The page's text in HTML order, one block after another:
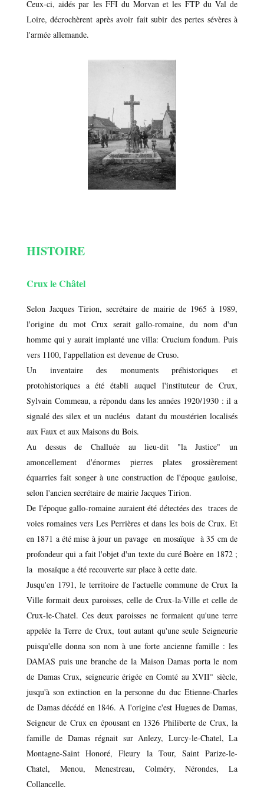
Ceux-ci, aidés par les FFI du Morvan et les FTP du Val de
Loire, décrochèrent après avoir fait subir des pertes sévères à
l'armée allemande.
HISTOIRE
Crux le Châtel
Selon Jacques Tirion, secrétaire de mairie de 1965 à 1989,
l'origine du mot Crux serait gallo-romaine, du nom d'un
homme qui y aurait implanté une villa: Crucium fondum. Puis
vers 1100, l'appellation est devenue de Cruso.
Un inventaire des monuments préhistoriques et
protohistoriques a été établi auquel l'instituteur de Crux,
Sylvain Commeau, a répondu dans les années 1920/1930 : il a
signalé des silex et un nucléus datant du moustérien localisés
aux Faux et aux Maisons du Bois.
Au dessus de Challuée au lieu-dit "la Justice" un
amoncellement d'énormes pierres plates grossièrement
équarries fait songer à une construction de l'époque gauloise,
selon l'ancien secrétaire de mairie Jacques Tirion.
De l'époque gallo-romaine auraient été détectées des traces de
voies romaines vers Les Perrières et dans les bois de Crux. Et
en 1871 a été mise à jour un pavage en mosaïque à 35 cm de
profondeur qui a fait l'objet d'un texte du curé Boère en 1872 ;
la mosaïque a été recouverte sur place à cette date.
Jusqu'en 1791, le territoire de l'actuelle commune de Crux la
Ville formait deux paroisses, celle de Crux-la-Ville et celle de
Crux-le-Chatel. Ces deux paroisses ne formaient qu'une terre
appelée la Terre de Crux, tout autant qu'une seule Seigneurie
puisqu'elle donna son nom à une forte ancienne famille : les
DAMAS puis une branche de la Maison Damas porta le nom
de Damas Crux, seigneurie érigée en Comté au XVII° siècle,
jusqu'à son extinction en la personne du duc Etienne-Charles
de Damas décédé en 1846. A l'origine c'est Hugues de Damas,
Seigneur de Crux en épousant en 1326 Philiberte de Crux, la
famille de Damas régnait sur Anlezy, Lurcy-le-Chatel, La
Montagne-Saint Honoré, Fleury la Tour, Saint Parize-le-
Chatel, Menou, Menestreau, Colméry, Nérondes, La
Collancelle.